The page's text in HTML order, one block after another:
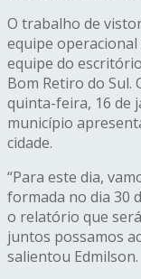
O trabalho de
equipe
equipe do
Bom Retiro do
quinta-feira, 16 de
município
cidade.
“Para este dia,
formada no dia 30
o relatório que
juntos possamos
salientou Edmilson.